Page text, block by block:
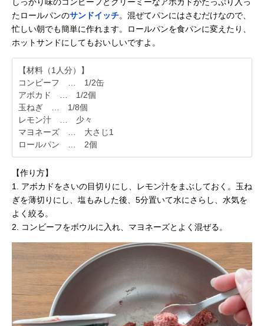
しっかり味のコンビーフとクリーミーなアボカドがたっぷり入っ
たロールパンのサンドイッチ。混ぜてパンにはさむだけなので、
忙しい朝でも簡単に作れます。ロールパンを食パンに変えたり、
ホットサンドにしてもおいしいですよ。
【材料（1人分）】
コンビーフ … 1/2缶
アボカド … 1/2個
玉ねぎ … 1/8個
レモン汁 … 少々
マヨネーズ … 大さじ1
ロールパン … 2個
【作り方】
1. アボカドをさいの目切りにし、レモン汁をまぶしておく。玉ね
ぎを薄切りにし、塩もみした後、5分置いて水にさらし、水気を
よく絞る。
2. コンビーフをボウルに入れ、マヨネーズとよく混ぜる。